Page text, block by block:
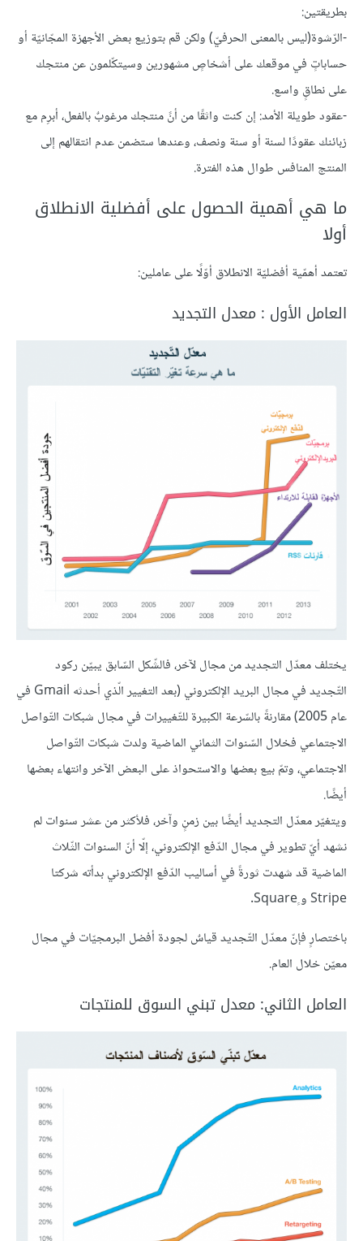
بطريقتين:
-الرّشوة(ليس بالمعنى الحرفيّ) ولكن قم بتوزيع بعض الأجهزة المجّانيّة أو
حساباتٍ في موقعك على أشخاصٍ مشهورين وسيتكّلمون عن منتجك
على نطاقٍ واسع.
-عقود طويلة الأمد: إن كنت واثقًا من أنً منتجك مرغوبٌ بالفعل، أبرِم مع
زبائنك عقودًا لسنة أو سنة ونصف، وعندها ستضمن عدم انتقالهم إلى
المنتج المنافس طوال هذه الفترة.
ما هي أهمية الحصول على أفضلية الانطلاق
أولا
تعتمد أهمّية أفضليّة الانطلاق أوّلًا على عاملين:
العامل الأول : معدل التجديد
يختلف معدّل التجديد من مجال لآخر، فالشّكل السّابق يبيّن ركود
التّجديد في مجال البريد الإلكتروني (بعد التغيير الّذي أحدثه Gmail في
عام 2005) مقارنةً بالسّرعة الكبيرة للتّغييرات في مجال شبكات التّواصل
الاجتماعي فخلال السّنوات الثماني الماضية ولدت شبكات التّواصل
الاجتماعي، وتمّ بيع بعضها والاستحواذ على البعض الآخر وانتهاء بعضها
أيضًا.
ويتغيّر معدّل التجديد أيضًا بين زمنٍ وآخر، فلأكثر من عشر سنوات لم
نشهد أيّ تطوير في مجال الدّفع الإلكتروني، إلّا أنّ السنوات الثّلاث
الماضية قد شهدت ثورةً في أساليب الدّفع الإلكتروني بدأته شركتا
Stripe و ٍSquare.
باختصارٍ فإنّ معدّل التّجديد قياسٌ لجودة أفضل البرمجيّات في مجال
معيّن خلال العام.
العامل الثاني: معدل تبني السوق للمنتجات